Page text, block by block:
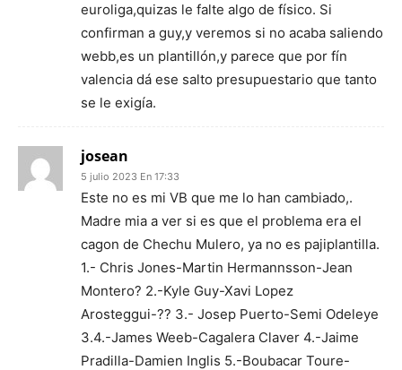
euroliga,quizas le falte algo de físico. Si
confirman a guy,y veremos si no acaba saliendo
webb,es un plantillón,y parece que por fín
valencia dá ese salto presupuestario que tanto
se le exigía.
josean
5 julio 2023 En 17:33
Este no es mi VB que me lo han cambiado,.
Madre mia a ver si es que el problema era el
cagon de Chechu Mulero, ya no es pajiplantilla.
1.- Chris Jones-Martin Hermannsson-Jean
Montero? 2.-Kyle Guy-Xavi Lopez
Arosteggui-?? 3.- Josep Puerto-Semi Odeleye
3.4.-James Weeb-Cagalera Claver 4.-Jaime
Pradilla-Damien Inglis 5.-Boubacar Toure-